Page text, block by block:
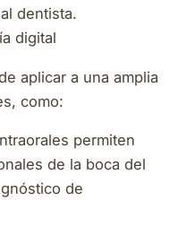
dentista.
digital
aplicar a una amplia
como:
permiten
de la boca del
de